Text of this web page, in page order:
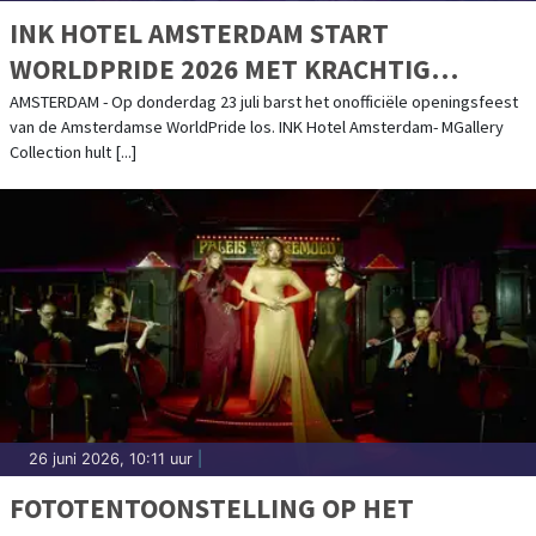
INK HOTEL AMSTERDAM START
WORLDPRIDE 2026 MET KRACHTIG
STATEMENT: ‘FREE TO SHINE’
AMSTERDAM - Op donderdag 23 juli barst het onofficiële openingsfeest
van de Amsterdamse WorldPride los. INK Hotel Amsterdam- MGallery
Collection hult [...]
26 juni 2026, 10:11 uur
FOTOTENTOONSTELLING OP HET